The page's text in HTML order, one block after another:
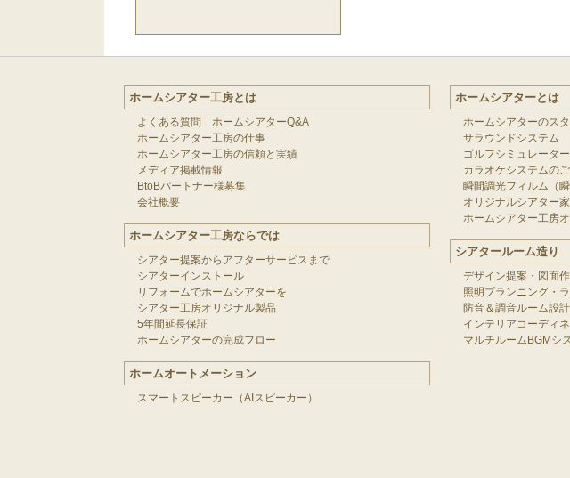
ホームシアター工房とは
よくある質問 ホームシアターQ&A
ホームシアター工房の仕事
ホームシアター工房の信頼と実績
メディア掲載情報
BtoBパートナー様募集
会社概要
ホームシアター工房ならでは
シアター提案からアフターサービスまで
シアターインストール
リフォームでホームシアターを
シアター工房オリジナル製品
5年間延長保証
ホームシアターの完成フロー
ホームオートメーション
スマートスピーカー（AIスピーカー）
ホームシアターとは
ホームシアターのス
サラウンドシステム
ゴルフシミュレータ
カラオケシステムの
瞬間調光フィルム（
オリジナルシアター
ホームシアター工房
シアタールーム造り
デザイン提案・図面
照明プランニング・
防音＆調音ルーム設
インテリアコーディ
マルチルームBGMシ